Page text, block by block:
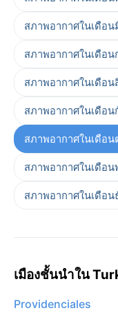
สภาพอากาศในเดือ
สภาพอากาศในเดือ
สภาพอากาศในเดือน
สภาพอากาศในเดือ
สภาพอากาศในเดือ
สภาพอากาศในเดือ
สภาพอากาศในเดือ
เมืองชั้นนำใน
Providenciales